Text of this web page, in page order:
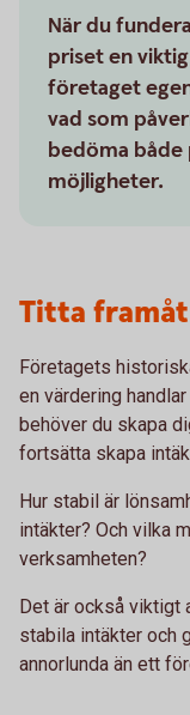
När du
priset en
företaget
vad som
bedöma
möjligheter.
Titta
Företagets
en värdering
behöver du skapa
fortsätta skapa
Hur stabil är
intäkter? Och vilka
verksamheten?
Det är också viktigt
stabila intäkter och
annorlunda än ett